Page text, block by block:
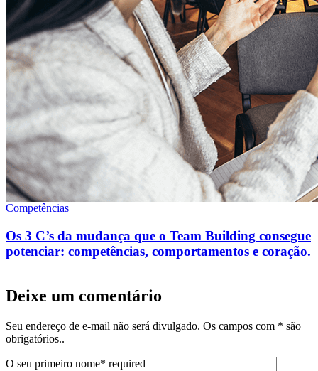
Competências
Os 3 C’s da mudança que o Team Building consegue
potenciar: competências, comportamentos e coração.
Deixe um comentário
Seu endereço de e-mail não será divulgado. Os campos com * são
obrigatórios..
O seu primeiro nome* required